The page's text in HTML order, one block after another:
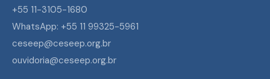
+55 11-3105-1680
WhatsApp: +55 11 99325-5961
ceseep@ceseep.org.br
ouvidoria@ceseep.org.br